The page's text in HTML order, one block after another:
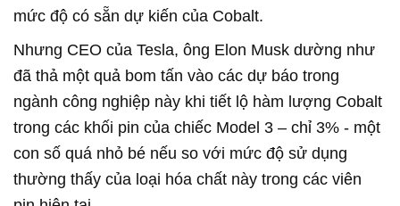
mức độ có sẵn dự kiến của Cobalt.
Nhưng CEO của Tesla, ông Elon Musk dường như
đã thả một quả bom tấn vào các dự báo trong
ngành công nghiệp này khi tiết lộ hàm lượng Cobalt
trong các khối pin của chiếc Model 3 – chỉ 3% - một
con số quá nhỏ bé nếu so với mức độ sử dụng
thường thấy của loại hóa chất này trong các viên